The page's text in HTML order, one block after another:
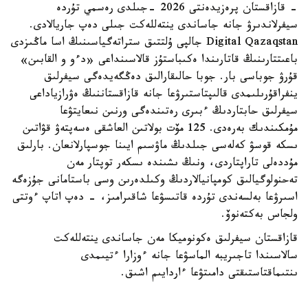
- قازاقستان پرەزيدەنتى 2026 -جىلدى رەسمي تۇردە
سيفرلاندىرۋ جانە جاساندى ينتەللەكت جىلى دەپ جاريالادى.
Digital Qazaqstan جالپى ۇلتتىق ستراتەگياسىنىڭ اسا ماڭىزدى
باعىتتارىنىڭ قاتارىندا ەكىباستۇز قالاسىنداعى «دءو و القابىن»
قۇرۋ جوباسى بار. جوبا حالىقارالىق دەڭگەيدەگى سيفرلىق
ينفراقۇرىلىمدى قالىپتاستىرۋعا جانە قازاقستاننىڭ ەۋرازياداعى
سيفرلىق حابتاردىڭ ءبىرى رەتىندەگى ورنىن نىعايتۋعا
مۇمكىندىك بەرەدى. 125 مۆت بولاتىن العاشقى ەسەپتەۋ قۋاتىن
ىسكە قوسۋ كەلەسى جىلدىڭ ماۋسىم ايىنا جوسپارلانعان. بارلىق
مۇددەلى تاراپتاردى، ونىڭ ىشىندە ىسكەر توپتار مەن
تەحنولوگيالىق كومپانيالاردىڭ وكىلدەرىن وسى باستامانى جۇزەگە
اسىرۋعا بەلسەندى تۇردە قاتىسۋعا شاقىرامىز، - دەپ اتاپ ءوتتى
ولجاس بەكتەنوۆ.
قازاقستان سيفرلىق ەكونوميكا مەن جاساندى ينتەللەكت
سالاسىندا تاجىريبە الماسۋعا جانە ءوزارا ءتيىمدى
ىنتىماقتاستىقتى دامىتۋعا ءاردايىم اشىق.